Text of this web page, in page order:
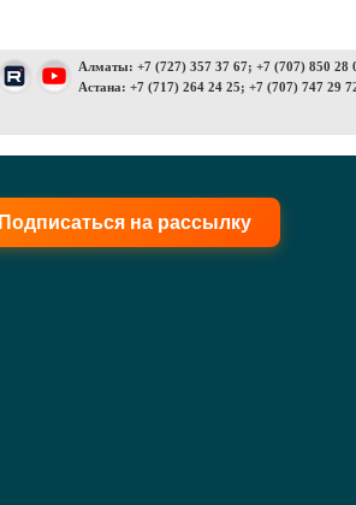
Алматы: +7 (727) 357 37 67; +7 (707) 850 28
Астана: +7 (717) 264 24 25; +7 (707) 747 29
Подписаться на рассылку